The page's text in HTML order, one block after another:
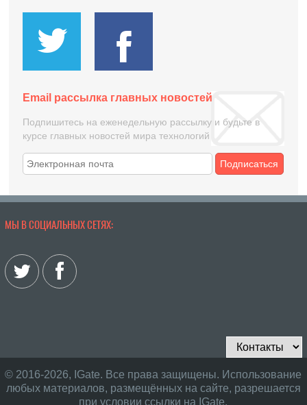
Email рассылка главных новостей
Подпишитесь на еженедельную рассылку и будьте в
курсе главных новостей мира технологий
Подписаться
МЫ В СОЦИАЛЬНЫХ СЕТЯХ:
© 2016-2026, IGate. Все права защищены. Использование
любых материалов, размещённых на сайте, разрешается
при условии ссылки на IGate.